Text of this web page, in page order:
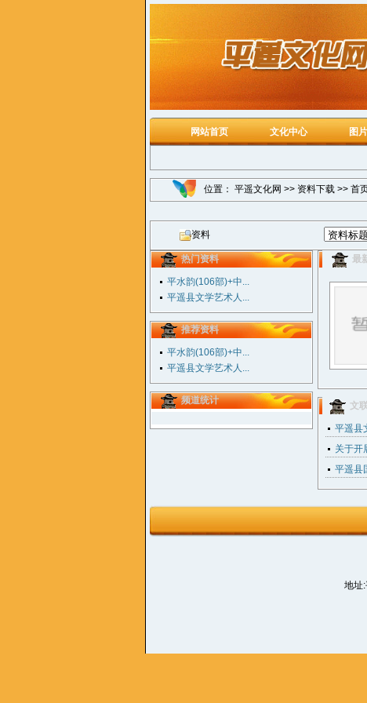
网站首页 文化中心 图
位置： 平遥文化网 >> 资料下载 >> 首
资料
热门资料
平水韵(106部)+中...
平遥县文学艺术人...
推荐资料
平水韵(106部)+中...
平遥县文学艺术人...
频道统计
最
文
平遥县
关于开
平遥县
地址